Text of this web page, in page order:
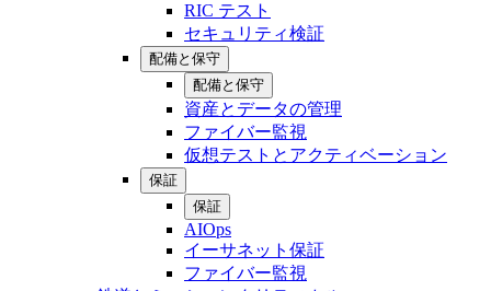
RIC テスト
セキュリティ検証
配備と保守
配備と保守
資産とデータの管理
ファイバー監視
仮想テストとアクティベーション
保証
保証
AIOps
イーサネット保証
ファイバー監視